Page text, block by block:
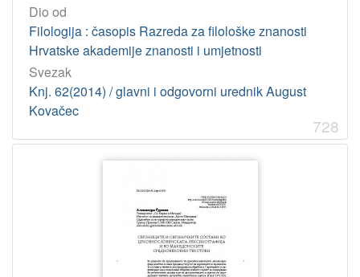
Dio od
Filologija : časopis Razreda za filološke znanosti
Hrvatske akademije znanosti i umjetnosti
Svezak
Knj. 62(2014) / glavni i odgovorni urednik August
Kovačec
728